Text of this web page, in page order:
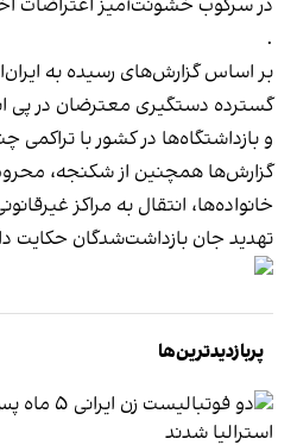
در سرکوب خشونت‌آمیز اعتراضات
.
بر اساس گزارش‌های رسیده به
گسترده دستگیری معترضان در پی
و بازداشتگاه‌ها در کشور با تراکمی
گزارش‌ها همچنین از شکنجه،
خانواده‌ها، انتقال به مراکز
تهدید جان بازداشت‌شدگان حکایت
پربازدیدترین‌ها